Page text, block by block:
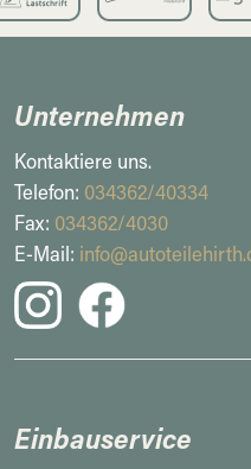
Unternehmen
Kontaktiere uns.
Telefon: 034362/40334
Fax: 034362/4030
E-Mail:
Einbauservice